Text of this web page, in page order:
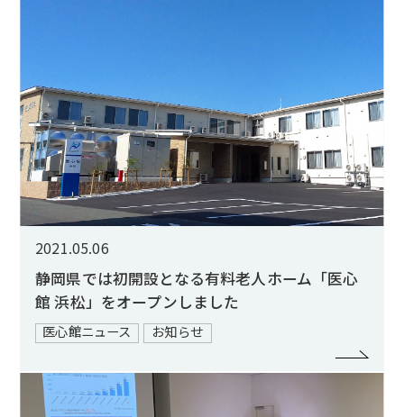
2021.05.06
静岡県では初開設となる有料老人ホーム「医心
館 浜松」をオープンしました
医心館ニュース お知らせ